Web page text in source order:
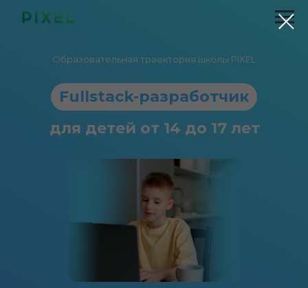
Fullstack-разработчик
Образовательная траектория школы PIXEL
для детей от 14 до 17 лет